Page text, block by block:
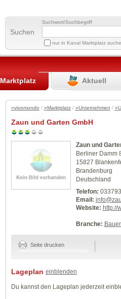
Suchen
Suchwort/Suchbegriff
nur in Kanal Marktplatz
Marktplatz Aktuell
»vivomondo / »Marktplatz/ »Unternehmen /
Zaun und Garten GmbH
Zaun und
Berliner Damm
15827
Brandenburg
Deutschland
Telefon:
Email:
Website: http://
Branche:
Seite drucken
Lageplan einblenden
Du kannst den Lageplan jederzeit